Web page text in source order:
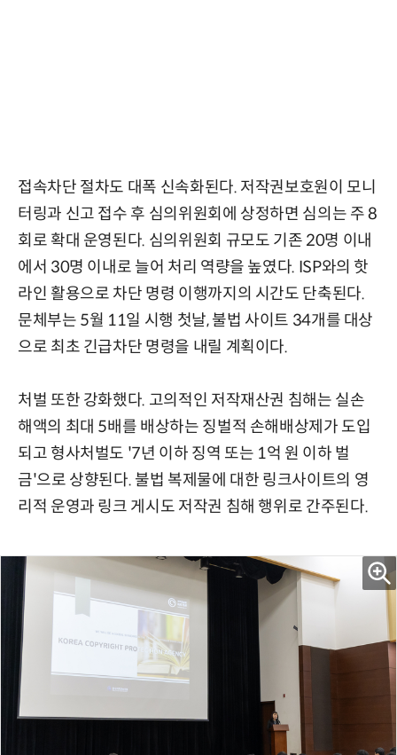
접속차단 절차도 대폭 신속화된다. 저작권보호원이 모니
터링과 신고 접수 후 심의위원회에 상정하면 심의는 주 8
회로 확대 운영된다. 심의위원회 규모도 기존 20명 이내
에서 30명 이내로 늘어 처리 역량을 높였다. ISP와의 핫
라인 활용으로 차단 명령 이행까지의 시간도 단축된다.
문체부는 5월 11일 시행 첫날, 불법 사이트 34개를 대상
으로 최초 긴급차단 명령을 내릴 계획이다.
처벌 또한 강화했다. 고의적인 저작재산권 침해는 실손
해액의 최대 5배를 배상하는 징벌적 손해배상제가 도입
되고 형사처벌도 '7년 이하 징역 또는 1억 원 이하 벌
금'으로 상향된다. 불법 복제물에 대한 링크사이트의 영
리적 운영과 링크 게시도 저작권 침해 행위로 간주된다.